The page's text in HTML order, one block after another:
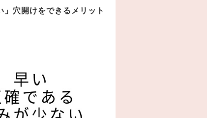
」穴開けをできるメリット